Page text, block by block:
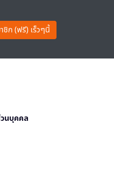
ชิก (ฟรี) เร็วๆนี้
นบุคคล